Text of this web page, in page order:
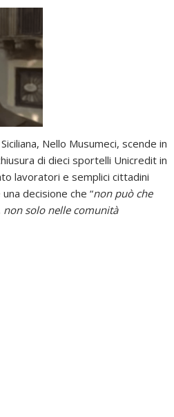
Nello Musumeci, scende in
di dieci sportelli Unicredit in
lavoratori e semplici cittadini
decisione che “non può che
non solo nelle comunità